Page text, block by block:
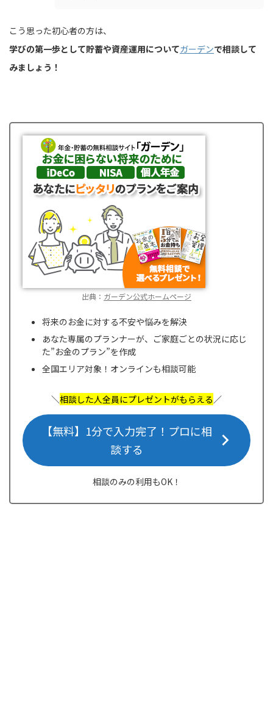
こう思った初心者の方は、
学びの第一歩として貯蓄や資産運用についてガーデンで相談して
みましょう！
出典： ガーデン公式ホームページ
将来のお金に対する不安や悩みを解決
あなた専属のプランナーが、ご家庭ごとの状況に応じ
た”お金のプラン”を作成
全国エリア対象！オンラインも相談可能
＼相談した人全員にプレゼントがもらえる ／
【無料】1分で入力完了！プロに相
談する
相談のみの利用もOK！